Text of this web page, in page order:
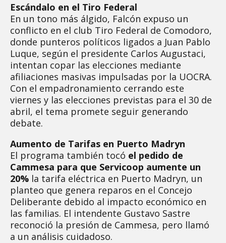
Escándalo en el Tiro Federal
En un tono más álgido, Falcón expuso un
conflicto en el club Tiro Federal de Comodoro,
donde punteros políticos ligados a Juan Pablo
Luque, según el presidente Carlos Augustaci,
intentan copar las elecciones mediante
afiliaciones masivas impulsadas por la UOCRA.
Con el empadronamiento cerrando este
viernes y las elecciones previstas para el 30 de
abril, el tema promete seguir generando
debate.
Aumento de Tarifas en Puerto Madryn
El programa también tocó el pedido de
Cammesa para que Servicoop aumente un
20% la tarifa eléctrica en Puerto Madryn, un
planteo que genera reparos en el Concejo
Deliberante debido al impacto económico en
las familias. El intendente Gustavo Sastre
reconoció la presión de Cammesa, pero llamó
a un análisis cuidadoso.